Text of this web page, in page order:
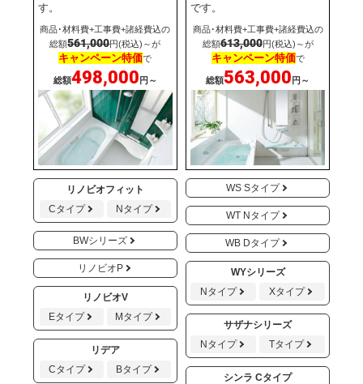
す。
商品･材料費+工事費+諸経費込の
総額561,000円(税込)～が
キャンペーン特価で
総額498,000 円～
リノビオフィット
Cタイプ
Nタイプ
BWシリーズ
リノビオP
リノビオV
Eタイプ
Mタイプ
リデア
Cタイプ
Bタイプ
です。
商品･材料費+工事費+諸経費込の
総額613,000円(税込)～が
キャンペーン特価で
総額563,000 円～
WS Sタイプ
WT Nタイプ
WB Dタイプ
WYシリーズ
Nタイプ
Xタイプ
サザナシリーズ
Nタイプ
Tタイプ
シンラ Cタイプ